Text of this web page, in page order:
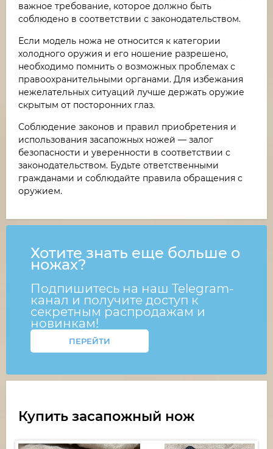
важное требование, которое должно быть
соблюдено в соответствии с законодательством.
Если модель ножа не относится к категории
холодного оружия и его ношение разрешено,
необходимо помнить о возможных проблемах с
правоохранительными органами. Для избежания
нежелательных ситуаций лучше держать оружие
скрытым от посторонних глаз.
Соблюдение законов и правил приобретения и
использования засапожных ножей — залог
безопасности и уверенности в соответствии с
законодательством. Будьте ответственными
гражданами и соблюдайте правила обращения с
оружием.
Хотите знать еще больше о
ножах?
Подпишитесь на наш Telegram-
канал и получите доступ к
секретным распродажам и
новинкам!
ПЕРЕЙТИ
Купить засапожный нож